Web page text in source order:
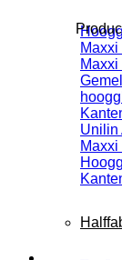
Unilin
Maxxi